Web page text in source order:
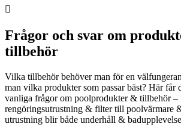

Frågor och svar om
tillbehör
Vilka tillbehör behöver man för en
man vilka produkter som passar bäst? Här får
vanliga frågor om poolprodukter & tillbehör –
rengöringsutrustning & filter till poolvärmare
utrustning blir både underhåll &